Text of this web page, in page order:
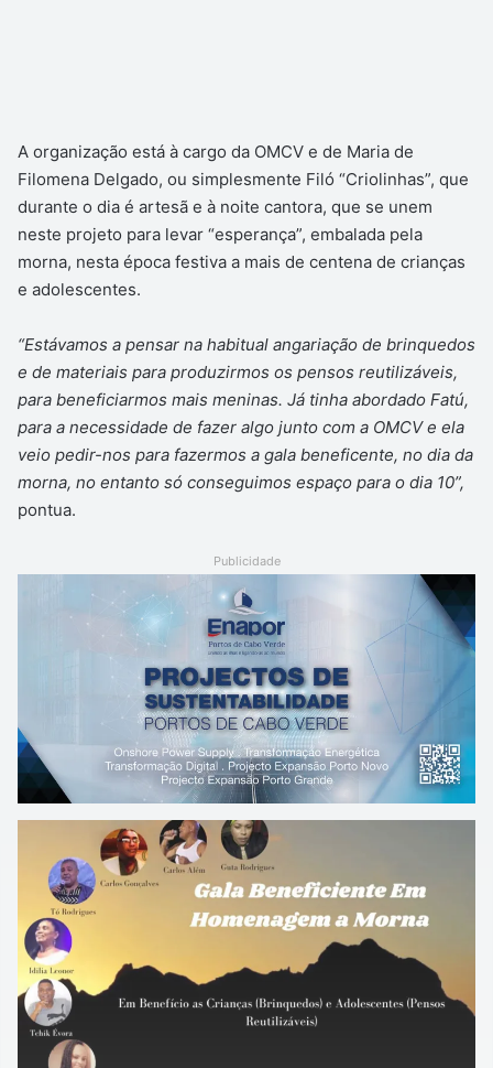
A organização está à cargo da OMCV e de Maria de
Filomena Delgado, ou simplesmente Filó “Criolinhas”, que
durante o dia é artesã e à noite cantora, que se unem
neste projeto para levar “esperança”, embalada pela
morna, nesta época festiva a mais de centena de crianças
e adolescentes.
“Estávamos a pensar na habitual angariação de brinquedos
e de materiais para produzirmos os pensos reutilizáveis,
para beneficiarmos mais meninas. Já tinha abordado Fatú,
para a necessidade de fazer algo junto com a OMCV e ela
veio pedir-nos para fazermos a gala beneficente, no dia da
morna, no entanto só conseguimos espaço para o dia 10”,
pontua.
Publicidade